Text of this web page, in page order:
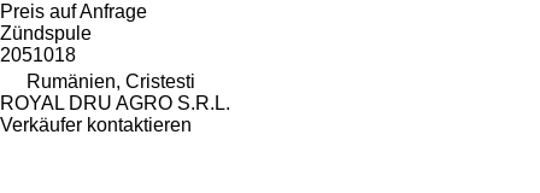
Preis auf Anfrage
Zündspule
2051018
Rumänien, Cristesti
ROYAL DRU AGRO S.R.L.
Verkäufer kontaktieren